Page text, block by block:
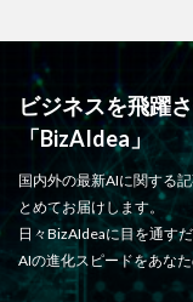
ビジネスを飛躍
「BizAIdea」
国内外の最新AIに関する
とめてお届けします。
日々BizAIdeaに目を通す
AIの進化スピードをあな